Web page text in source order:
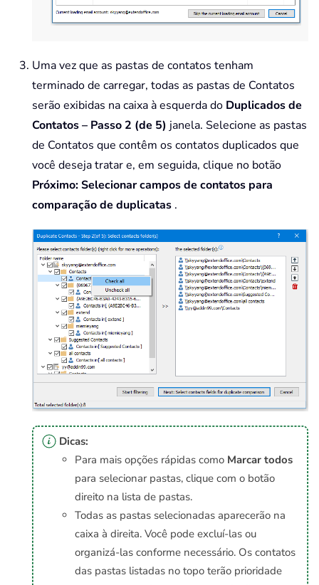
Uma vez que as pastas de contatos tenham
terminado de carregar, todas as pastas de Contatos
serão exibidas na caixa à esquerda do Duplicados de
Contatos – Passo 2 (de 5) janela. Selecione as pastas
de Contatos que contêm os contatos duplicados que
você deseja tratar e, em seguida, clique no botão
Próximo: Selecionar campos de contatos para
comparação de duplicatas .
Dicas:
Para mais opções rápidas como Marcar todos
para selecionar pastas, clique com o botão
direito na lista de pastas.
Todas as pastas selecionadas aparecerão na
caixa à direita. Você pode excluí-las ou
organizá-las conforme necessário. Os contatos
das pastas listadas no topo terão prioridade